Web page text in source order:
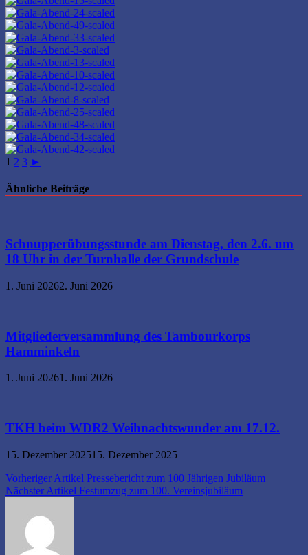
1 2 3 ►
Ähnliche Beiträge
Schnupperübungsstunde am Dienstag, den 2.6. um
18 Uhr in der Turnhalle der Grundschule
1. Juni 20262. Juni 2026
Mitgliederversammlung des Tambourkorps
Hamminkeln
1. Juni 20261. Juni 2026
TKH beim WDR2 Weihnachtswunder am 17.12.
15. Dezember 202515. Dezember 2025
Beitragsnavigation
Vorheriger Artikel Pressebericht zum 100 Jährigen Jubiläum
Nächster Artikel Festumzug zum 100. Vereinsjubiläum